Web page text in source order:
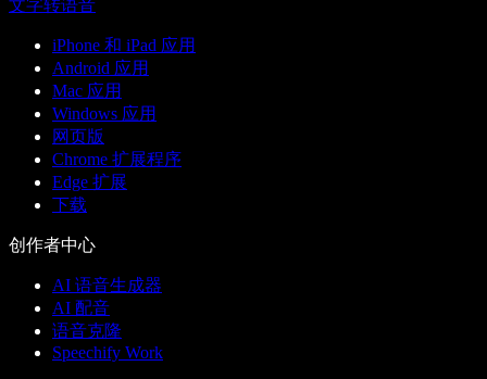
文字转语音
iPhone 和 iPad 应用
Android 应用
Mac 应用
Windows 应用
网页版
Chrome 扩展程序
Edge 扩展
下载
创作者中心
AI 语音生成器
AI 配音
语音克隆
Speechify Work